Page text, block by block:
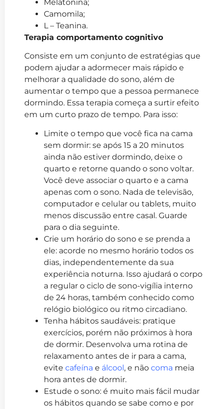
Melatonina;
Camomila;
L – Teanina.
Terapia comportamento cognitivo
Consiste em um conjunto de estratégias que
podem ajudar a adormecer mais rápido e
melhorar a qualidade do sono, além de
aumentar o tempo que a pessoa permanece
dormindo. Essa terapia começa a surtir efeito
em um curto prazo de tempo. Para isso:
Limite o tempo que você fica na cama
sem dormir: se após 15 a 20 minutos
ainda não estiver dormindo, deixe o
quarto e retorne quando o sono voltar.
Você deve associar o quarto e a cama
apenas com o sono. Nada de televisão,
computador e celular ou tablets, muito
menos discussão entre casal. Guarde
para o dia seguinte.
Crie um horário do sono e se prenda a
ele: acorde no mesmo horário todos os
dias, independentemente da sua
experiência noturna. Isso ajudará o corpo
a regular o ciclo de sono-vigília interno
de 24 horas, também conhecido como
relógio biológico ou ritmo circadiano.
Tenha hábitos saudáveis: pratique
exercícios, porém não próximos à hora
de dormir. Desenvolva uma rotina de
relaxamento antes de ir para a cama,
evite cafeína e álcool, e não coma meia
hora antes de dormir.
Estude o sono: é muito mais fácil mudar
os hábitos quando se sabe como e por